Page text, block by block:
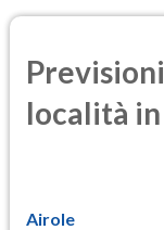
località
Airole